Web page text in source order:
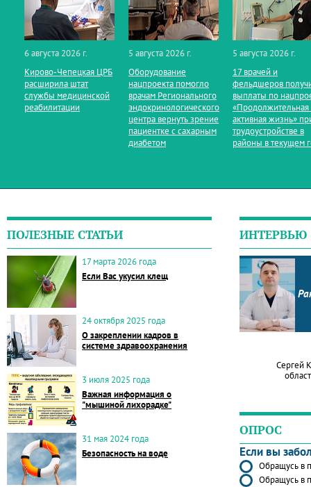
6 августа 2026 г.
Кирово‑Чепецкая ЦРБ
расширила штат
службы медицинской
реабилитации
5 августа 2026 г.
Оборудование
нацпроекта помогло
врачам Регионального
эндокринологического
центра вернуть зрение
пациентке с сахарным
диабетом
5 августа 2026 г.
17 врачей и
фельдшеров
выплаты по
«Продолжительная
активная жизнь»
трудоустройстве в
районы в текущем
ПОЛЕЗНЫЕ СТАТЬИ
17 марта 2026 года
Если Вас укусил клещ
24 октября 2025 года
О закреплении кадров в
системе здравоохранения
3 июля 2025 года
Важная информация о
"мышиной лихорадке"
31 мая 2024 года
Безопасность на воде
ИНТЕРВЬЮ
Сергей
ОПРОС
Если вы
Обращусь в
Обращусь в